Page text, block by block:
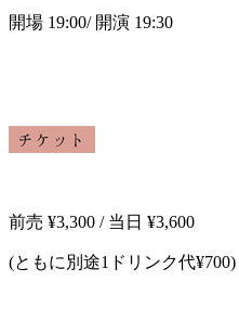
開場 19:00/ 開演 19:30
前売 ¥3,300 / 当日 ¥3,600
(ともに別途1 ドリンク代¥700)